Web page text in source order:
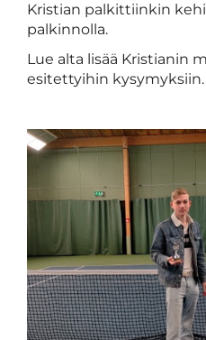
Kristian palkittiinkin
palkinnolla.
Lue alta lisää Kristianin
esitettyihin kysymyksiin.